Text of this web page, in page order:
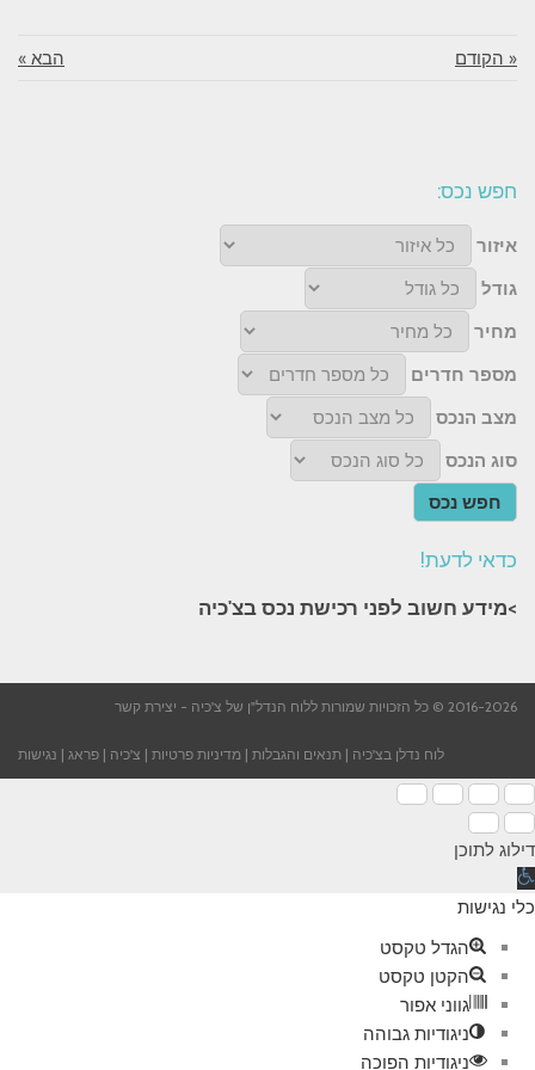
« הקודם הבא »
חפש נכס:
איזור
גודל
מחיר
מספר חדרים
מצב הנכס
סוג הנכס
חפש נכס
כדאי לדעת!
>מידע חשוב לפני רכישת נכס בצ'כיה​
2016-2026 © כל הזכויות שמורות ללוח הנדל"ן של צ'כיה - יצירת קשר
לוח נדלן בצ'כיה | תנאים והגבלות | מדיניות פרטיות | צ'כיה | פראג | נגישות
דילוג לתוכן
פתח
סרגל
כלי נגישות
הגדל טקסט
הקטן טקסט
גווני אפור
ניגודיות גבוהה
ניגודיות הפוכה